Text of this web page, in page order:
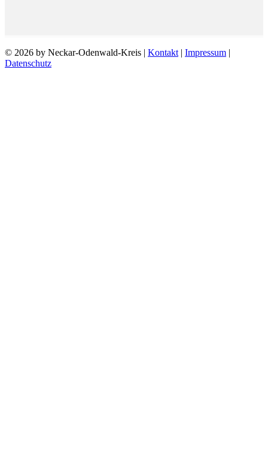
© 2026 by Neckar-Odenwald-Kreis | Kontakt | Impressum |
Datenschutz